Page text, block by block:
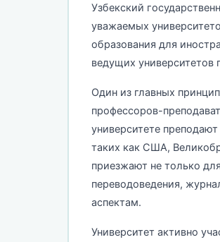
Узбекский
уважаемых
образования для
ведущих университетов
Один из главных
профессоров-
университете
таких как США,
приезжают не только
переводоведения,
аспектам.
Университет активно